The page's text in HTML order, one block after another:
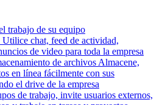
trabajo de su equipo
Utilice chat, feed de actividad,
de video para toda la empresa
de archivos Almacene,
en línea fácilmente con sus
el drive de la empresa
de trabajo, invite usuarios externos,